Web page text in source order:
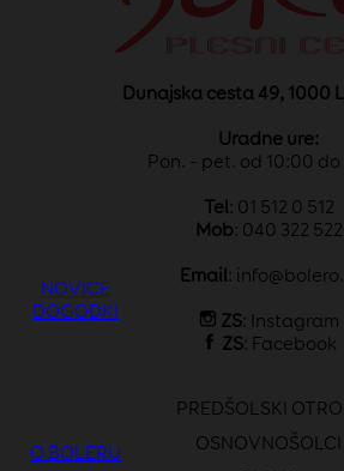
NOVICE
DOGODKI
O BOLERU
Dunajska cesta 49, 1000
Uradne ure:
Pon. - pet. od 10:00 do
Tel: 01 512 0 512
Mob: 040 322 522
Email:
ZS: Instagram
ZS: Facebook
PREDŠOLSKI
OSNOVNOŠOLCI